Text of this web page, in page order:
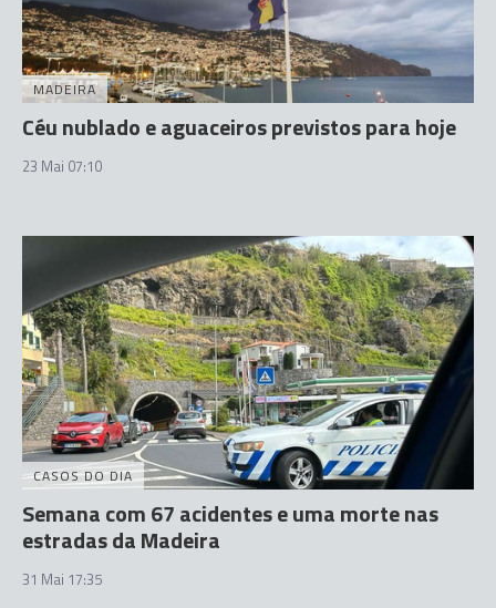
MADEIRA
Céu nublado e aguaceiros previstos para hoje
23 Mai 07:10
CASOS DO DIA
Semana com 67 acidentes e uma morte nas
estradas da Madeira
31 Mai 17:35